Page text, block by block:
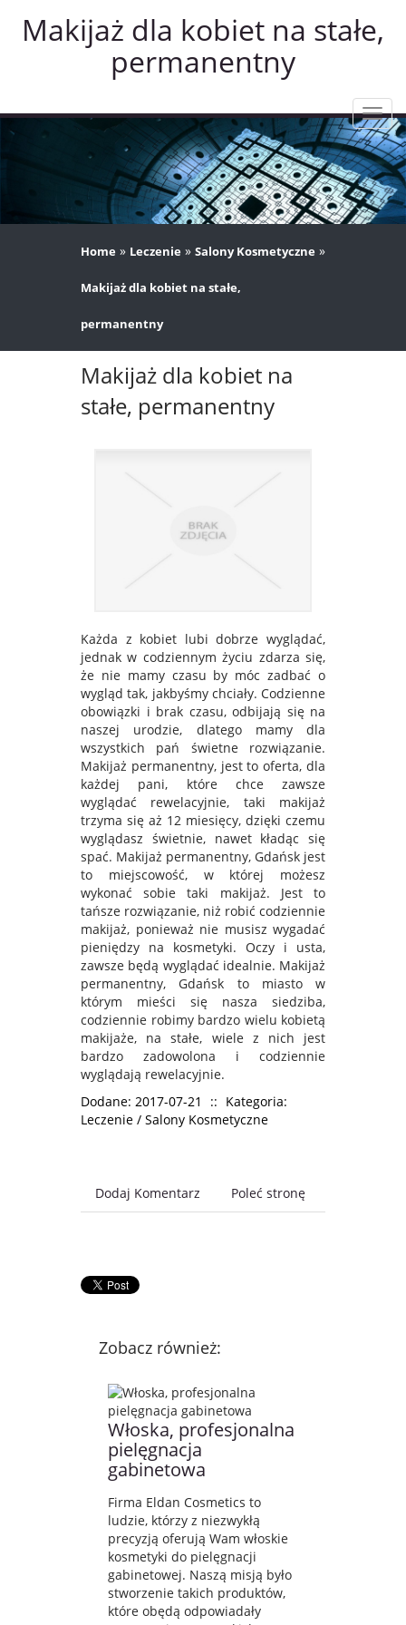
Makijaż dla kobiet na stałe,
permanentny
Home » Leczenie » Salony Kosmetyczne »
Makijaż dla kobiet na stałe,
permanentny
Makijaż dla kobiet na
stałe, permanentny
Każda z kobiet lubi dobrze wyglądać,
jednak w codziennym życiu zdarza się,
że nie mamy czasu by móc zadbać o
wygląd tak, jakbyśmy chciały. Codzienne
obowiązki i brak czasu, odbijają się na
naszej urodzie, dlatego mamy dla
wszystkich pań świetne rozwiązanie.
Makijaż permanentny, jest to oferta, dla
każdej pani, które chce zawsze
wyglądać rewelacyjnie, taki makijaż
trzyma się aż 12 miesięcy, dzięki czemu
wyglądasz świetnie, nawet kładąc się
spać. Makijaż permanentny, Gdańsk jest
to miejscowość, w której możesz
wykonać sobie taki makijaż. Jest to
tańsze rozwiązanie, niż robić codziennie
makijaż, ponieważ nie musisz wygadać
pieniędzy na kosmetyki. Oczy i usta,
zawsze będą wyglądać idealnie. Makijaż
permanentny, Gdańsk to miasto w
którym mieści się nasza siedziba,
codziennie robimy bardzo wielu kobietą
makijaże, na stałe, wiele z nich jest
bardzo zadowolona i codziennie
wyglądają rewelacyjnie.
Dodane: 2017-07-21
:: Kategoria:
Leczenie / Salony Kosmetyczne
Dodaj Komentarz Poleć stronę
Zobacz również:
Włoska, profesjonalna
pielęgnacja
gabinetowa
Firma Eldan Cosmetics to
ludzie, którzy z niezwykłą
precyzją oferują Wam włoskie
kosmetyki do pielęgnacji
gabinetowej. Naszą misją było
stworzenie takich produktów,
które obędą odpowiadały